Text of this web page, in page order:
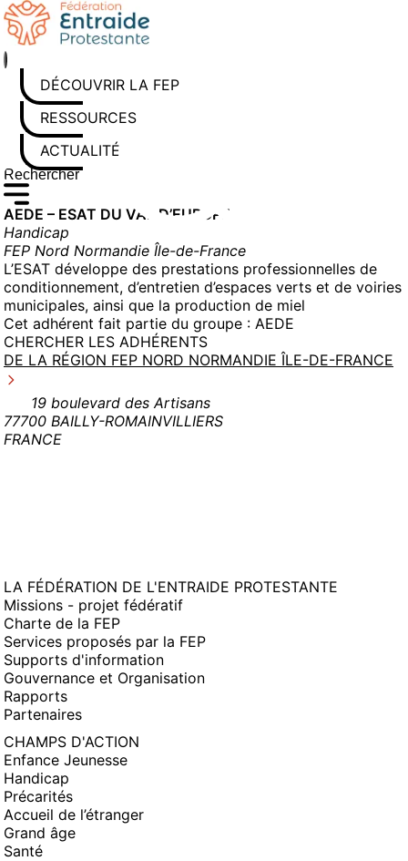
Aller
au
contenu
DÉCOUVRIR LA FEP
RESSOURCES
ACTUALITÉS
Rechercher sur le site
Saisissez au moins 3 caractères pour lancer la recherche
AEDE – ESAT DU VAL D’EUROPE
Handicap
FEP Nord Normandie Île-de-France
L’ESAT développe des prestations professionnelles de
conditionnement, d’entretien d’espaces verts et de voiries
municipales, ainsi que la production de miel
Cet adhérent fait partie du groupe : AEDE
CHERCHER LES ADHÉRENTS
DE LA RÉGION FEP NORD NORMANDIE ÎLE-DE-FRANCE
19 boulevard des Artisans
77700 BAILLY-ROMAINVILLIERS
FRANCE
LA FÉDÉRATION DE L'ENTRAIDE PROTESTANTE
Missions - projet fédératif
Charte de la FEP
Services proposés par la FEP
Supports d'information
Gouvernance et Organisation
Rapports
Partenaires
CHAMPS D'ACTION
Enfance Jeunesse
Handicap
Précarités
Accueil de l’étranger
Grand âge
Santé